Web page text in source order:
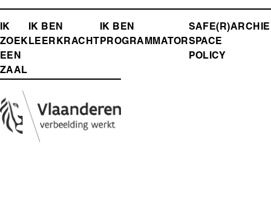
FOOTER-
MENU
IK
ZOEK
EEN
ZAAL
IK BEN
LEERKRACHT
IK BEN
PROGRAMMATOR
SAFE(R)
SPACE
POLICY
Media
Afbeelding